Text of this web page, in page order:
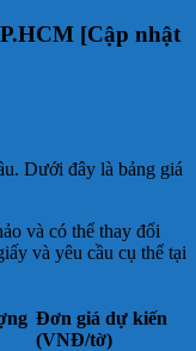
[Cập nhật
Dưới đây là bảng giá
và có thể thay đổi
và yêu cầu cụ thể tại
Đơn giá dự kiến
(VNĐ/tờ)